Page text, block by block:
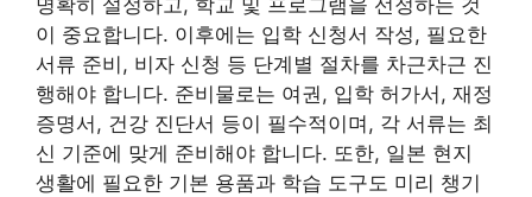
명확히 설정하고, 학교 및 프로그램을 선정하는 것
이 중요합니다. 이후에는 입학 신청서 작성, 필요한
서류 준비, 비자 신청 등 단계별 절차를 차근차근 진
행해야 합니다. 준비물로는 여권, 입학 허가서, 재정
증명서, 건강 진단서 등이 필수적이며, 각 서류는 최
신 기준에 맞게 준비해야 합니다. 또한, 일본 현지
생활에 필요한 기본 용품과 학습 도구도 미리 챙기